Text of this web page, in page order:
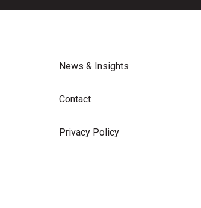
News & Insights
Contact
Privacy Policy